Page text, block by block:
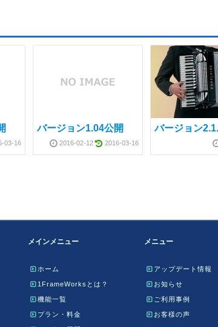
03-16
バージョン1.04公開
2016-02-12 2016-03-16
バージョン
メインメニュー
ホーム
1FrameWorksとは？
機能一覧
プラン・料金
メニュー
アップデート情報
お知らせ
ご利用事例
お客様の声